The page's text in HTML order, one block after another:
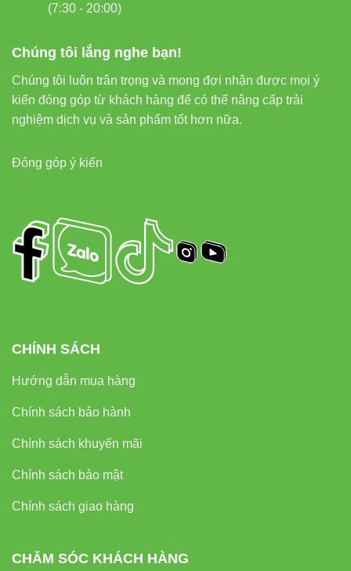
Chúng tôi lắng nghe bạn!
Chúng tôi luôn trân trọng và mong đợi nhận được mọi ý
kiến đóng góp từ khách hàng để có thể nâng cấp trải
nghiệm dịch vụ và sản phẩm tốt hơn nữa.
Đóng góp ý kiến
(7:30 - 20:00)
CHÍNH SÁCH
Hướng dẫn mua hàng
Chính sách bảo hành
Chính sách khuyến mãi
Chính sách bảo mật
Chính sách giao hàng
CHĂM SÓC KHÁCH HÀNG